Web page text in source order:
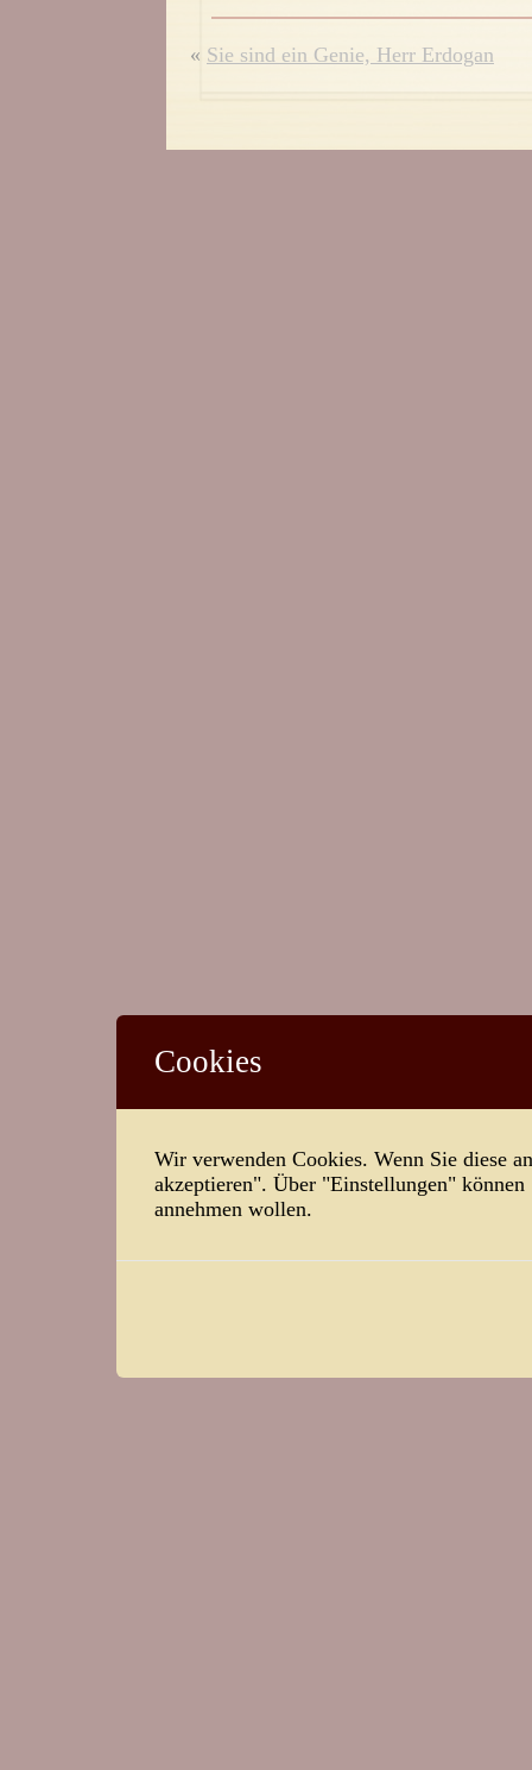
« Sie sind ein Genie, Herr Erdogan
Cookies
Wir verwenden Cookies. Wenn Sie diese
akzeptieren". Über "Einstellungen"
annehmen wollen.